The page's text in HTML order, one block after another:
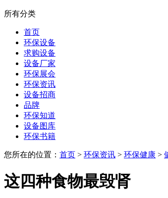
所有分类
首页
环保设备
求购设备
设备厂家
环保展会
环保资讯
设备招商
品牌
环保知道
设备图库
环保书籍
您所在的位置： 首页 > 环保资讯 > 环保健康 >
这四种食物最毁肾